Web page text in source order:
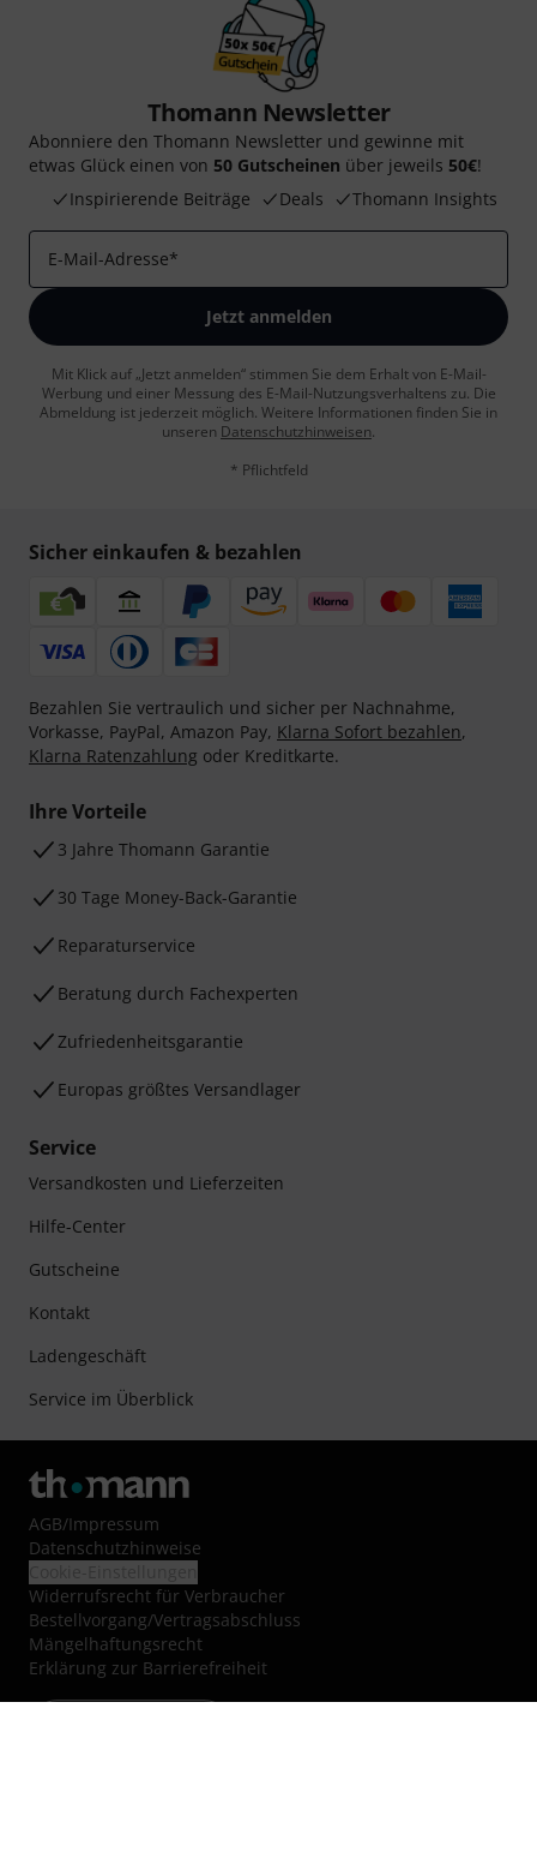
Thomann Newsletter
Abonniere den Thomann Newsletter und gewinne mit
etwas Glück einen von 50 Gutscheinen über jeweils 50€!
Inspirierende Beiträge
Deals Thomann Insights
E-Mail-Adresse*
Jetzt anmelden
Mit Klick auf „Jetzt anmelden“ stimmen Sie dem Erhalt von E-Mail-
Werbung und einer Messung des E-Mail-Nutzungsverhaltens zu. Die
Abmeldung ist jederzeit möglich. Weitere Informationen finden Sie in
unseren Datenschutzhinweisen.
* Pflichtfeld
Sicher einkaufen & bezahlen
Bezahlen Sie vertraulich und sicher per Nachnahme,
Vorkasse, PayPal, Amazon Pay, Klarna Sofort bezahlen,
Klarna Ratenzahlung oder Kreditkarte.
Ihre Vorteile
3 Jahre Thomann Garantie
30 Tage Money-Back-Garantie
Reparaturservice
Beratung durch Fachexperten
Zufriedenheitsgarantie
Europas größtes Versandlager
Service
Versandkosten und Lieferzeiten
Hilfe-Center
Gutscheine
Kontakt
Ladengeschäft
Service im Überblick
AGB/Impressum
Datenschutzhinweise
Widerrufsrecht für Verbraucher
Bestellvorgang/Vertragsabschluss
Mängelhaftungsrecht
Erklärung zur Barrierefreiheit